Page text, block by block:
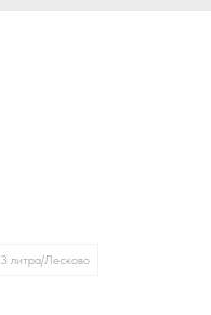
3 литра/Лесково